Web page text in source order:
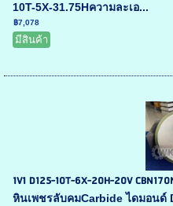
10T-5X-31.75Hความละเอ...
฿7,078
มีสินค้า
1V1 D125-10T-6X-20H-20V
หินเพชรลับคมCarbide ไดมอนด์